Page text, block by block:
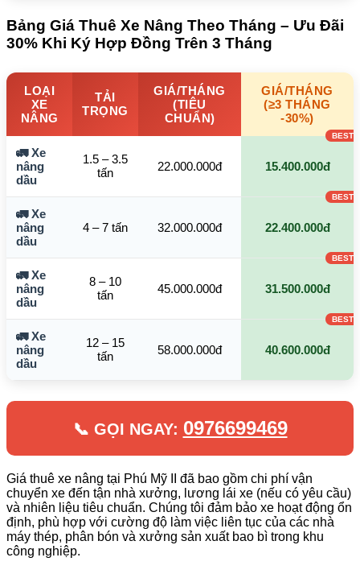
Bảng Giá Thuê Xe Nâng Theo Tháng – Ưu Đãi
30% Khi Ký Hợp Đồng Trên 3 Tháng
LOẠI
XE
NÂNG
TẢI
TRỌNG
GIÁ/THÁNG
(TIÊU
CHUẨN)
GIÁ/THÁNG
(≥3 THÁNG
-30%)
🚛 Xe
nâng
dầu
1.5 – 3.5
tấn
22.000.000đ 15.400.000đ
🚛 Xe
nâng
dầu
4 – 7 tấn 32.000.000đ 22.400.000đ
🚛 Xe
nâng
dầu
8 – 10
tấn
45.000.000đ 31.500.000đ
🚛 Xe
nâng
dầu
12 – 15
tấn
58.000.000đ 40.600.000đ
📞 GỌI NGAY: 0976699469
Giá thuê xe nâng tại Phú Mỹ II đã bao gồm chi phí vận
chuyển xe đến tận nhà xưởng, lương lái xe (nếu có yêu cầu)
và nhiên liệu tiêu chuẩn. Chúng tôi đảm bảo xe hoạt động ổn
định, phù hợp với cường độ làm việc liên tục của các nhà
máy thép, phân bón và xưởng sản xuất bao bì trong khu
công nghiệp.